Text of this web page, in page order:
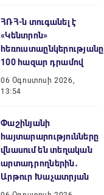
ՀՌՀ-ն տուգանել է
«Կենտրոն»
հեռուստաընկերությանը
100 հազար դրամով
06 Օգոստոսի 2026,
13:54
Փաշինյանի
հայտարարությունները
վնասում են տեղական
արտադրողներին․
Արթուր Խաչատրյան